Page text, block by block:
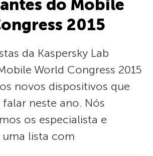
do Mobile
2015
da Kaspersky Lab
World Congress 2015
novos dispositivos que
neste ano. Nós
os especialista e
lista com